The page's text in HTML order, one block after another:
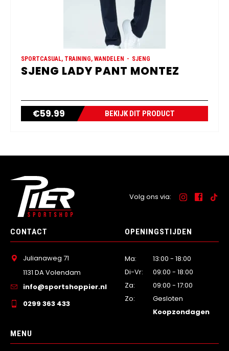
SPORTCASUAL, TRAINING, WANDELEN SJENG
SJENG LADY PANT MONTEZ
€59.99 BEKIJK DIT PRODUCT
Volg ons via:
CONTACT
Julianaweg 71
1131 DA Volendam
info@sportshoppier.nl
0299 363 433
OPENINGSTIJDEN
Ma:
13:00 - 18:00
Di-Vr:
09:00 - 18:00
Za:
09:00 - 17:00
Zo:
Gesloten
Koopzondagen
MENU